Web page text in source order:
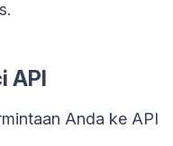
API
Anda ke API